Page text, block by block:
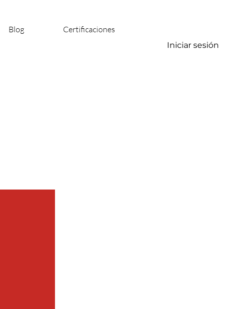
Blog Certificaciones
Iniciar sesión